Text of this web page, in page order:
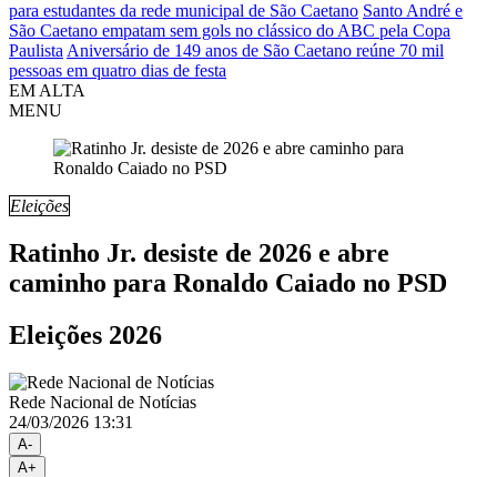
para estudantes da rede municipal de São Caetano Santo André e
São Caetano empatam sem gols no clássico do ABC pela Copa
Paulista Aniversário de 149 anos de São Caetano reúne 70 mil
pessoas em quatro dias de festa
EM ALTA
MENU
Eleições
Ratinho Jr. desiste de 2026 e abre
caminho para Ronaldo Caiado no PSD
Eleições 2026
Rede Nacional de Notícias
24/03/2026 13:31
A-
A+